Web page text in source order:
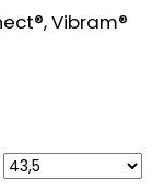
Vibram®